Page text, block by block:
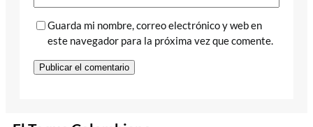
Guarda mi nombre, correo electrónico y web en
este navegador para la próxima vez que comente.